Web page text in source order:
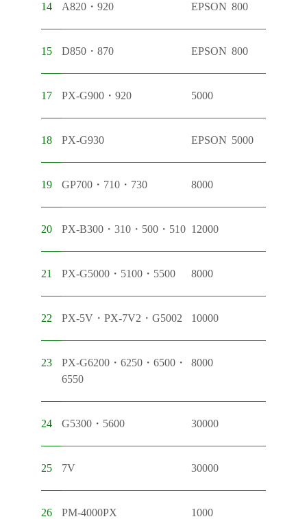
14 A820・920 EPSON 800
15 D850・870 EPSON 800
17 PX-G900・920 5000
18 PX-G930 EPSON 5000
19 GP700・710・730 8000
20 PX-B300・310・500・510 12000
21 PX-G5000・5100・5500 8000
22 PX-5V・PX-7V2・G5002 10000
23
PX-G6200・6250・6500・
6550
8000
24 G5300・5600 30000
25 7V 30000
26 PM-4000PX 1000